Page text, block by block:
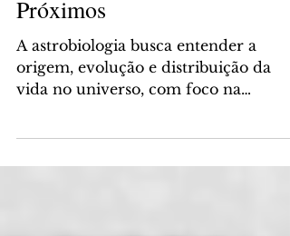
de Vida em Exoplanetas
Próximos
A astrobiologia busca entender a